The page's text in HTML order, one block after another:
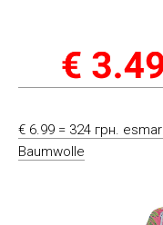
€ 6.99 = 324 грн.
Baumwolle